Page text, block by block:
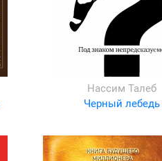
Нассим Талеб
Черный лебедь